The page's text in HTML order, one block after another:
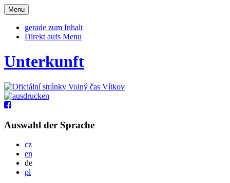
Otevřit
navigaci
Menu
gerade zum Inhalt
Direkt aufs Menu
Unterkunft
Auswahl der Sprache
czČesky
en
deDeutsch
pl